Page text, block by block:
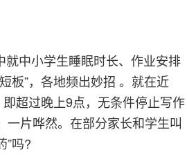
就中小学生睡眠时长、作业安排
板”，各地频出妙招 。就在近
超过晚上9点，无条件停止写作
片哗然。在部分家长和学生叫
”吗?